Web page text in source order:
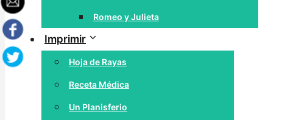
Romeo y Julieta
Imprimir
Hoja de Rayas
Receta Médica
Un Planisferio